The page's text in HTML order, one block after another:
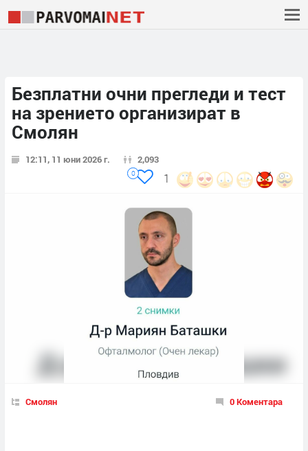
Безплатни очни прегледи и тест
на зрението организират в
Смолян
12:11, 11 юни 2026 г. 2,093
1
0
Смолян 0 Коментара